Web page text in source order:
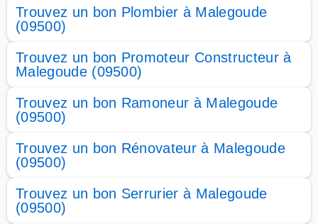
Trouvez un bon Plombier à Malegoude
(09500)
Trouvez un bon Promoteur Constructeur à
Malegoude (09500)
Trouvez un bon Ramoneur à Malegoude
(09500)
Trouvez un bon Rénovateur à Malegoude
(09500)
Trouvez un bon Serrurier à Malegoude
(09500)